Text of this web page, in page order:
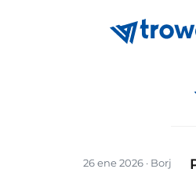
26 ene 2026 · Borja